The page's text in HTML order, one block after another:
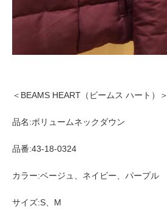
＜BEAMS HEART（ビームス ハート）＞
品名:ボリュームネックダウン
品番:43-18-0324
カラー:ベージュ、ネイビー、パープル
サイズ:S、M